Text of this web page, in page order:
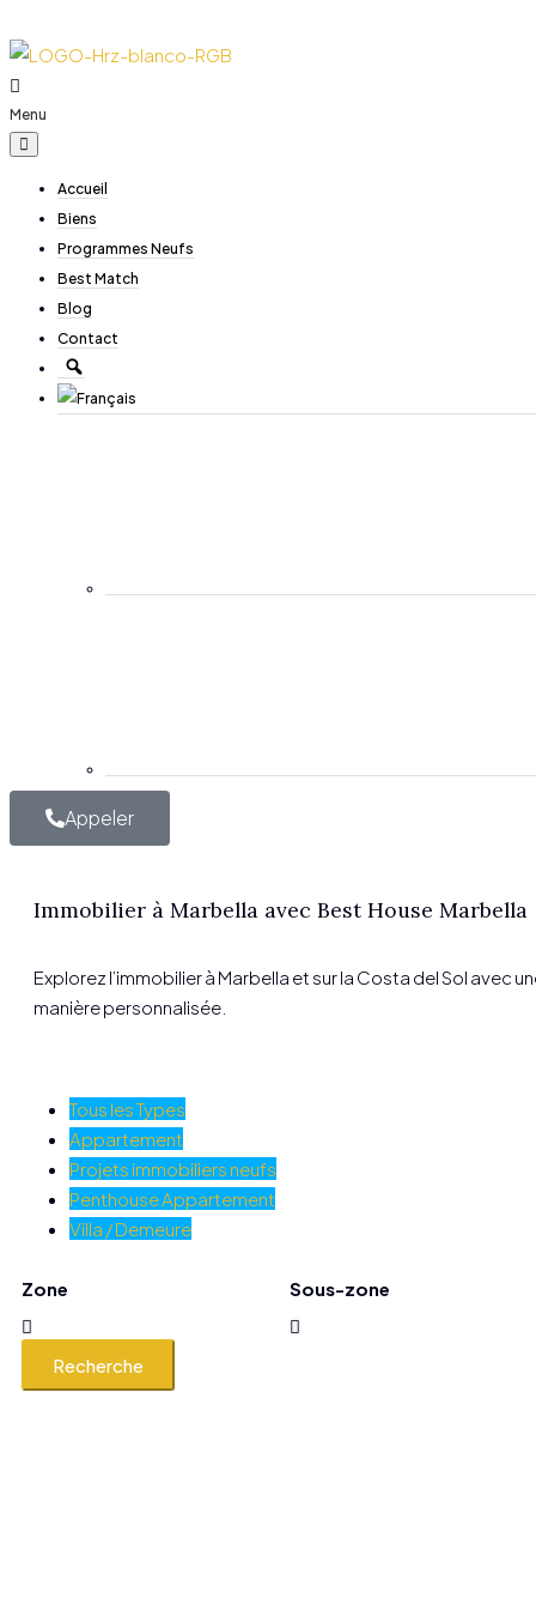
Menu
Accueil
Biens
Programmes Neufs
Best Match
Blog
Contact
Appeler
Immobilier à Marbella avec Best House Marbella
Explorez l’immobilier à Marbella et sur la Costa del Sol
manière personnalisée.
Tous les Types
Appartement
Projets immobiliers neufs
Penthouse Appartement
Villa / Demeure
Zone Sous-zone
Recherche